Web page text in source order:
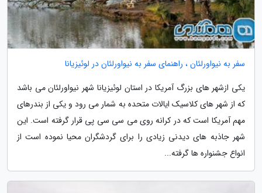
سفر به نیواورلئان ، راهنمای سفر به نیواورلئان در لوئیزیانا
یکی ازشهر های بزرگ آمریکا در استان لوئیزیانا شهر نیواورلئان می باشد
که از شهر های کلاسیک ایالات متحده به شمار می رود و یکی از بندرهای
مهم آمریکا است که در کرانه روی می سی سی پی قرار گرفته است. این
شهر جاذبه های دیدنی زیادی را برای گردشگران محیا نموده است از
انواع جشنواره ها گرفته...